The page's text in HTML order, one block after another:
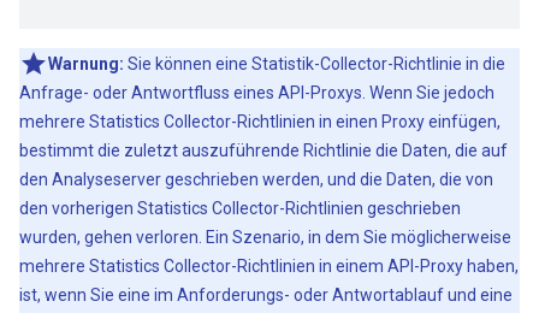
Warnung: Sie können eine Statistik-Collector-Richtlinie in die
Anfrage- oder Antwortfluss eines API-Proxys. Wenn Sie jedoch
mehrere Statistics Collector-Richtlinien in einen Proxy einfügen,
bestimmt die zuletzt auszuführende Richtlinie die Daten, die auf
den Analyseserver geschrieben werden, und die Daten, die von
den vorherigen Statistics Collector-Richtlinien geschrieben
wurden, gehen verloren. Ein Szenario, in dem Sie möglicherweise
mehrere Statistics Collector-Richtlinien in einem API-Proxy haben,
ist, wenn Sie eine im Anforderungs- oder Antwortablauf und eine